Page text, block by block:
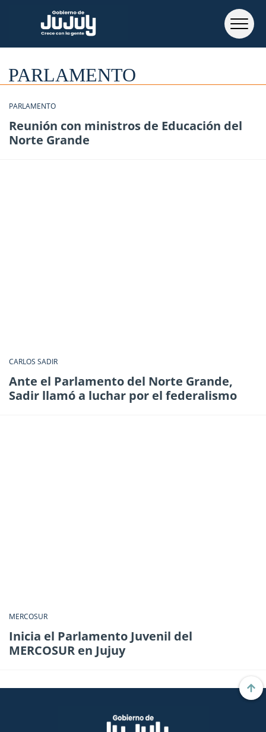
PARLAMENTO
PARLAMENTO
Reunión con ministros de Educación del
Norte Grande
CARLOS SADIR
Ante el Parlamento del Norte Grande,
Sadir llamó a luchar por el federalismo
MERCOSUR
Inicia el Parlamento Juvenil del
MERCOSUR en Jujuy